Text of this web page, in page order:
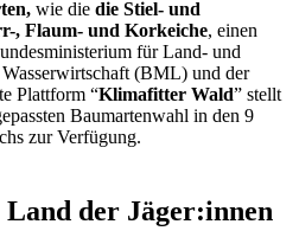
wie die die Stiel- und
, Flaum- und Korkeiche, einen
für Land- und
(BML) und der
Plattform “Klimafitter Wald” stellt
Baumartenwahl in den 9
zur Verfügung.
der Jäger:innen